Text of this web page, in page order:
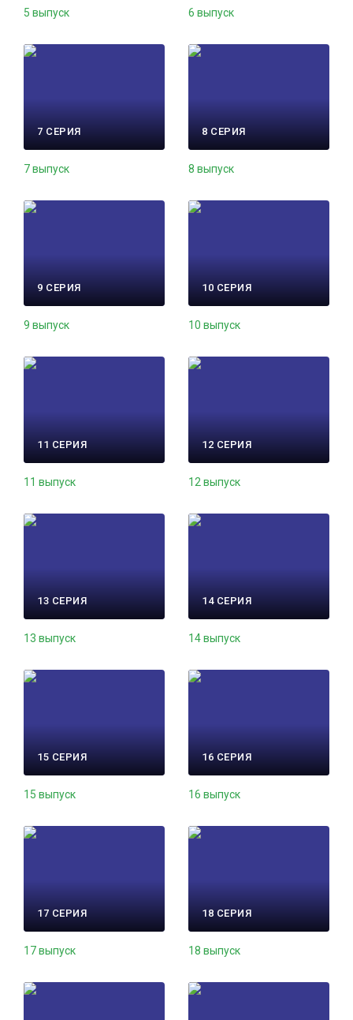
5 выпуск 6 выпуск
7 СЕРИЯ
7 выпуск
8 СЕРИЯ
8 выпуск
9 СЕРИЯ
9 выпуск
10 СЕРИЯ
10 выпуск
11 СЕРИЯ
11 выпуск
12 СЕРИЯ
12 выпуск
13 СЕРИЯ
13 выпуск
14 СЕРИЯ
14 выпуск
15 СЕРИЯ
15 выпуск
16 СЕРИЯ
16 выпуск
17 СЕРИЯ
17 выпуск
18 СЕРИЯ
18 выпуск